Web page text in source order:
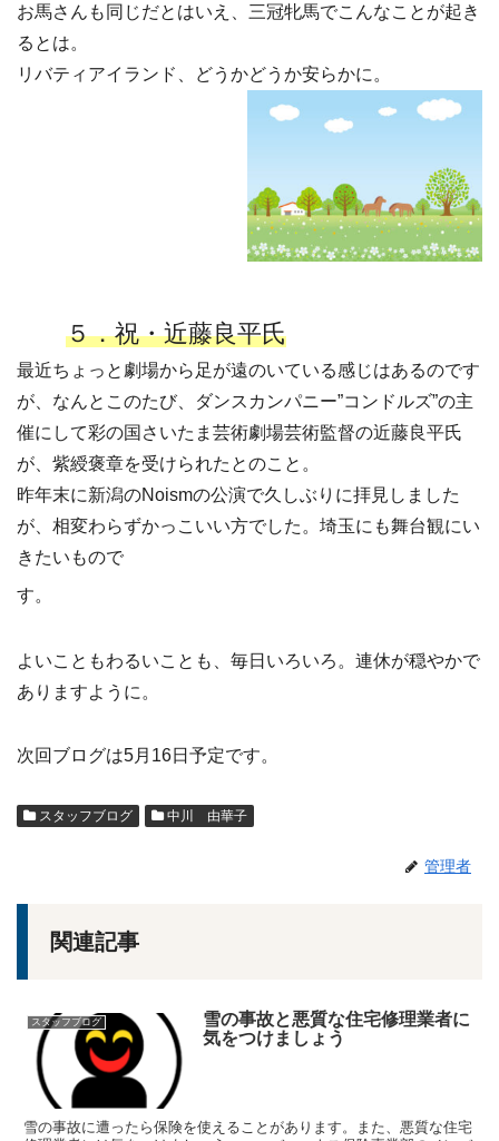
お馬さんも同じだとはいえ、三冠牝馬でこんなことが起き
るとは。
リバティアイランド、どうかどうか安らかに。
５．祝・近藤良平氏
最近ちょっと劇場から足が遠のいている感じはあるのです
が、なんとこのたび、ダンスカンパニー”コンドルズ”の主
催にして彩の国さいたま芸術劇場芸術監督の近藤良平氏
が、紫綬褒章を受けられたとのこと。
昨年末に新潟のNoismの公演で久しぶりに拝見しました
が、相変わらずかっこいい方でした。埼玉にも舞台観にい
きたいもので
す。
よいこともわるいことも、毎日いろいろ。連休が穏やかで
ありますように。
次回ブログは5月16日予定です。
スタッフブログ 中川 由華子
管理者
関連記事
スタッフブログ
雪の事故と悪質な住宅修理業者に
気をつけましょう
雪の事故に遭ったら保険を使えることがあります。また、悪質な住宅